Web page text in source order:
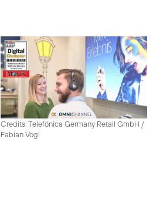
Credits: Telefónica Germany Retail GmbH /
Fabian Vogl